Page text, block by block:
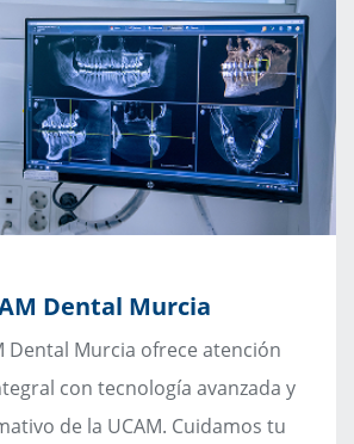
Dental Murcia
Dental Murcia ofrece atención
con tecnología avanzada y
de la UCAM. Cuidamos tu